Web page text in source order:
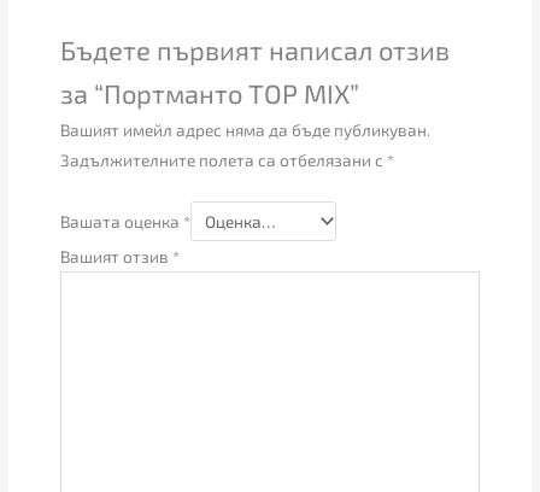
Бъдете първият написал отзив
за “Портманто TOP MIX”
Вашият имейл адрес няма да бъде публикуван.
Задължителните полета са отбелязани с *
Вашата оценка *
Вашият отзив *